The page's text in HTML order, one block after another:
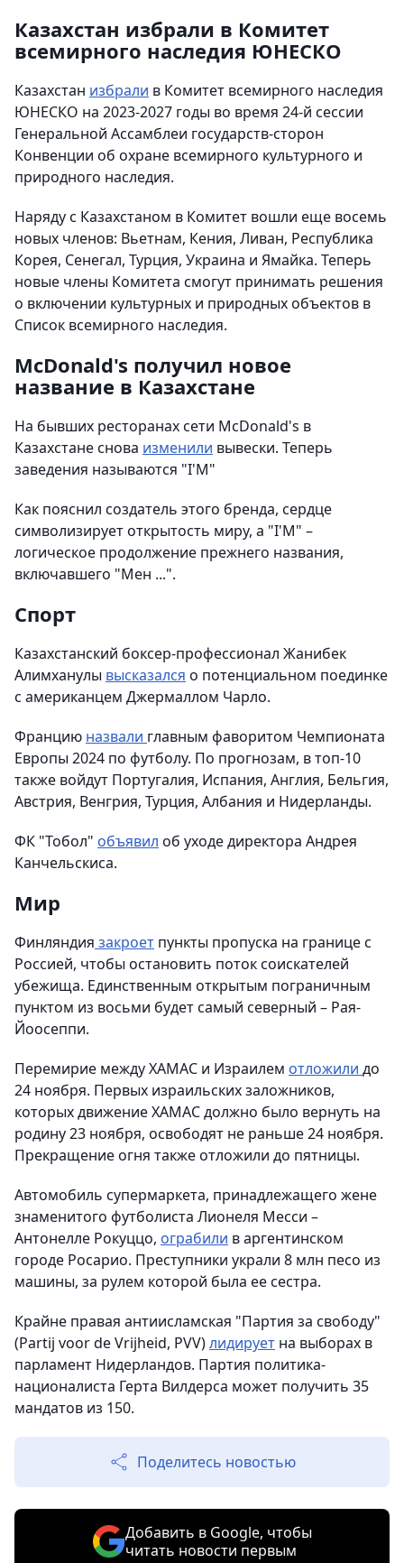
Казахстан избрали в Комитет
всемирного наследия ЮНЕСКО
Казахстан избрали в Комитет всемирного наследия
ЮНЕСКО на 2023-2027 годы во время 24-й сессии
Генеральной Ассамблеи государств-сторон
Конвенции об охране всемирного культурного и
природного наследия.
Наряду с Казахстаном в Комитет вошли еще восемь
новых членов: Вьетнам, Кения, Ливан, Республика
Корея, Сенегал, Турция, Украина и Ямайка. Теперь
новые члены Комитета смогут принимать решения
о включении культурных и природных объектов в
Список всемирного наследия.
McDonald's получил новое
название в Казахстане
На бывших ресторанах сети McDonald's в
Казахстане снова изменили вывески. Теперь
заведения называются "I'M"
Как пояснил создатель этого бренда, сердце
символизирует открытость миру, а "I'M" –
логическое продолжение прежнего названия,
включавшего "Мен ...".
Спорт
Казахстанский боксер-профессионал Жанибек
Алимханулы высказался о потенциальном поединке
с американцем Джермаллом Чарло.
Францию назвали главным фаворитом Чемпионата
Европы 2024 по футболу. По прогнозам, в топ-10
также войдут Португалия, Испания, Англия, Бельгия,
Австрия, Венгрия, Турция, Албания и Нидерланды.
ФК "Тобол" объявил об уходе директора Андрея
Канчельскиса.
Мир
Финляндия закроет пункты пропуска на границе с
Россией, чтобы остановить поток соискателей
убежища. Единственным открытым пограничным
пунктом из восьми будет самый северный – Рая-
Йоосеппи.
Перемирие между ХАМАС и Израилем отложили до
24 ноября. Первых израильских заложников,
которых движение ХАМАС должно было вернуть на
родину 23 ноября, освободят не раньше 24 ноября.
Прекращение огня также отложили до пятницы.
Автомобиль супермаркета, принадлежащего жене
знаменитого футболиста Лионеля Месси –
Антонелле Рокуццо, ограбили в аргентинском
городе Росарио. Преступники украли 8 млн песо из
машины, за рулем которой была ее сестра.
Крайне правая антиисламская "Партия за свободу"
(Partij voor de Vrijheid, PVV)лидирует на выборах в
парламент Нидерландов. Партия политика-
националиста Герта Вилдерса может получить 35
мандатов из 150.
Поделитесь новостью
Добавить в Google, чтобы
читать новости первым